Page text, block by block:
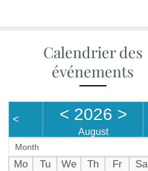
Calendrier des
événements
< < 2026 >
August
Month
Mo Tu We Th Fr Sa